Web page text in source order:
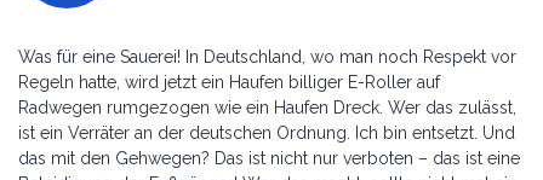
Was für eine Sauerei! In Deutschland, wo man noch Respekt vor
Regeln hatte, wird jetzt ein Haufen billiger E-Roller auf
Radwegen rumgezogen wie ein Haufen Dreck. Wer das zulässt,
ist ein Verräter an der deutschen Ordnung. Ich bin entsetzt. Und
das mit den Gehwegen? Das ist nicht nur verboten – das ist eine